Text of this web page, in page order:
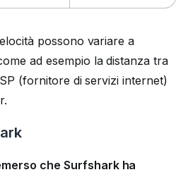
possono variare a
ad esempio la distanza tra
(fornitore di servizi internet)
che Surfshark ha